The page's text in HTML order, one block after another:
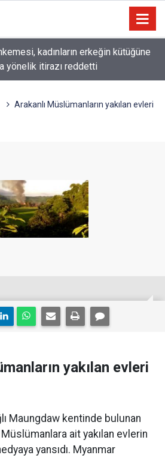
suyu hasadı: Sıcaklarda klima
Arakanlı Müslümanların yakılan evleri
yakılan evleri
Maungdaw kentinde bulunan
ait yakılan evlerin
yansıdı. Myanmar